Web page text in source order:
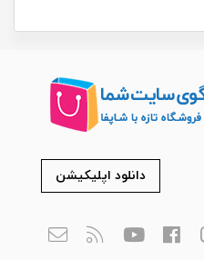
دانلود اپلیکیشن